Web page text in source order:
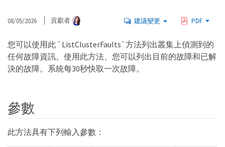
08/05/2026 貢獻者 建議變更 PDF
您可以使用此 `ListClusterFaults`方法列出叢集上偵測到的
任何故障資訊。使用此方法、您可以列出目前的故障和已解
決的故障。系統每30秒快取一次故障。
參數
此方法具有下列輸入參數：